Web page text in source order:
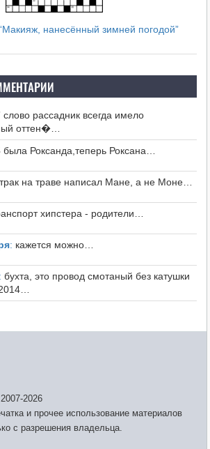
нанесённый зимней погодой”
слово рассадник всегда имело
оттен�…
была Роксанда,теперь Роксана…
на траве написал Мане, а не Моне…
хипстера - родители…
: кажется можно…
: бухта, это провод смотаный без катушки
2026
и прочее использование материалов
с разрешения владельца.